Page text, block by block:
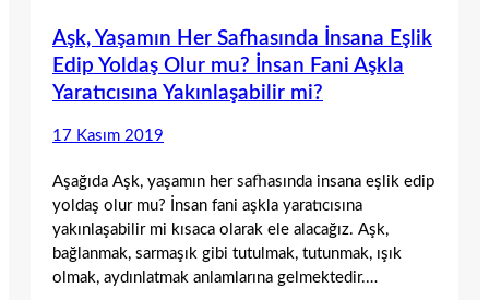
Aşk, Yaşamın Her Safhasında İnsana Eşlik
Edip Yoldaş Olur mu? İnsan Fani Aşkla
Yaratıcısına Yakınlaşabilir mi?
17 Kasım 2019
Aşağıda Aşk, yaşamın her safhasında insana eşlik edip
yoldaş olur mu? İnsan fani aşkla yaratıcısına
yakınlaşabilir mi kısaca olarak ele alacağız. Aşk,
bağlanmak, sarmaşık gibi tutulmak, tutunmak, ışık
olmak, aydınlatmak anlamlarına gelmektedir.…